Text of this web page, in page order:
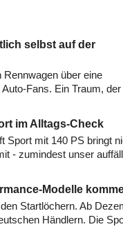
selbst auf der
Rennwagen über eine
Fans. Ein Traum,
im Alltags-Check
Sport mit 140 PS bringt
- zumindest unser
Modelle
Startlöchern. Ab
Händlern. Die